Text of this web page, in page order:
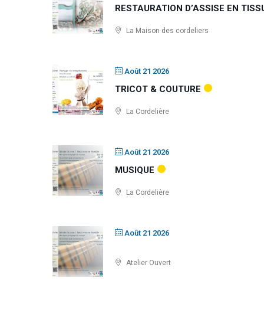
RESTAURATION D’ASSISE EN
La Maison des cordeliers
Août 21 2026
TRICOT & COUTURE
La Cordelière
Août 21 2026
MUSIQUE
La Cordelière
Août 21 2026
Atelier Ouvert